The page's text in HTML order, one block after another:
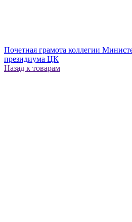
Почетная грамота коллегии
президиума ЦК
Назад к товарам